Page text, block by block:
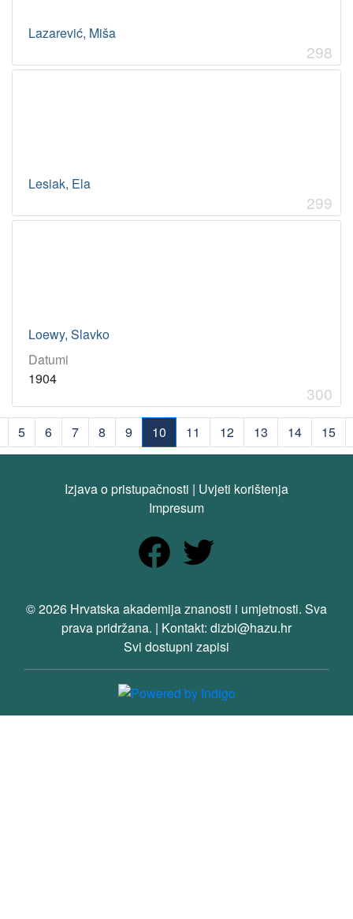
Lazarević, Miša
298
Lesiak, Ela
299
Loewy, Slavko
Datumi
1904
300
5 6 7 8 9
10
(current)
11 12 13 14 15
Izjava o pristupačnosti | Uvjeti korištenja
Impresum
© 2026 Hrvatska akademija znanosti i umjetnosti. Sva
prava pridržana. | Kontakt: dizbi@hazu.hr
Svi dostupni zapisi